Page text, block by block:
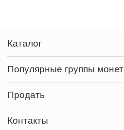
Каталог
Популярные группы монет
Продать
Контакты